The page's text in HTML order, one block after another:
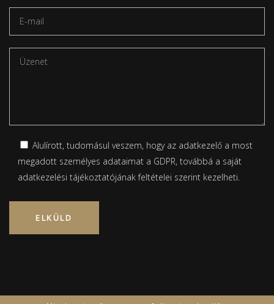
Alulírott, tudomásul veszem, hogy az adatkezelő a most
megadott személyes adataimat a GDPR, továbbá a saját
adatkezelési tájékoztatójánakfeltételei szerint kezelheti.
Please leave this field empty.